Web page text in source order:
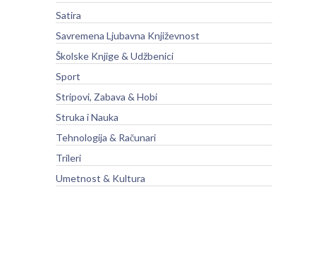
Satira
Savremena Ljubavna Književnost
Školske Knjige & Udžbenici
Sport
Stripovi, Zabava & Hobi
Struka i Nauka
Tehnologija & Računari
Trileri
Umetnost & Kultura